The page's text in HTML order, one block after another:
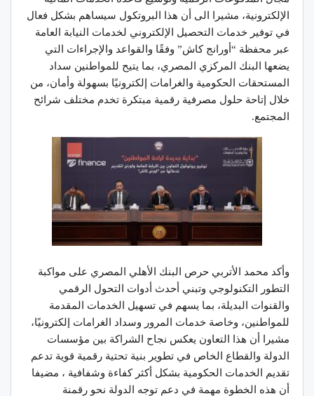
الإلكترونية، مشيرا الى أن هذا البروتكول سيساهم بشكل فعال
في توفير خدمات التحصيل الإلكتروني لخدمات النيابة العامة
عبر محفظة “أورانج كاش” وفقًا والقواعد والإجراءات التي
يضعها البنك المركزي المصري، بما يتيح للمواطنين سداد
المستحقات الحكومية والغرامات إلكترونيًا بسهولة وأمان، من
خلال إتاحة حلول مصرفية رقمية مبتكرة تخدم مختلف شرائح
المجتمع.
وأكد محمد الأتربي حرص البنك الأهلي المصري على مواكبة
التطور التكنولوجي وتبني أحدث أدوات التحول الرقمي
والقنوات البديلة، بما يسهم في تسهيل الخدمات المقدمة
للمواطنين، وخاصة خدمات المرور وسداد الغرامات إلكترونيًا،
مشيرا أن هذا التعاون يعكس نجاح الشراكة بين مؤسسات
الدولة والقطاع الخاص في تطوير بنية تحتية رقمية قوية تدعم
تقديم الخدمات الحكومية بشكل أكثر كفاءة وشفافية ، مضيفا
أن هذه الخطوة مهمة في دعم توجه الدولة نحو رقمنة